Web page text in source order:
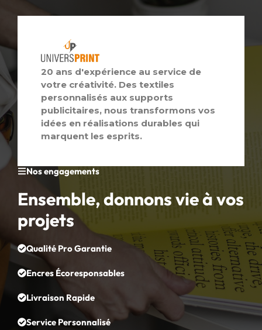
Nos engagements
Ensemble, donnons vie à vos
projets
Qualité Pro Garantie
Encres Écoresponsables
Livraison Rapide
Service Personnalisé
20 ans d'expérience au service de
votre créativité. Des textiles
personnalisés aux supports
publicitaires, nous transformons vos
idées en réalisations durables qui
marquent les esprits.